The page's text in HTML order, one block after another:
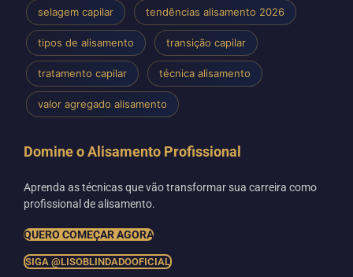
selagem capilar tendências alisamento 2026
tipos de alisamento transição capilar
tratamento capilar técnica alisamento
valor agregado alisamento
Domine o Alisamento Profissional
Aprenda as técnicas que vão transformar sua carreira como
profissional de alisamento.
QUERO COMEÇAR AGORA
SIGA @LISOBLINDADOOFICIAL